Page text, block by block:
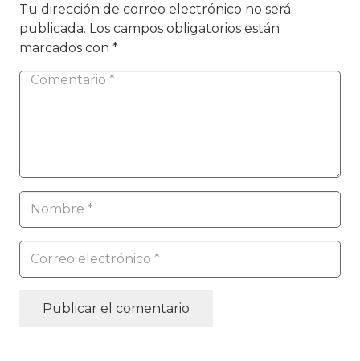
Tu dirección de correo electrónico no será
publicada. Los campos obligatorios están
marcados con *
Publicar el comentario